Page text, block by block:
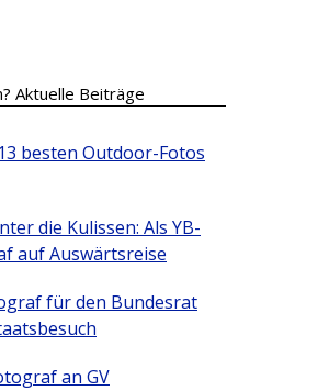
Aktuelle Beiträge
besten Outdoor-Fotos
die Kulissen: Als YB-
auf Auswärtsreise
für den Bundesrat
an GV